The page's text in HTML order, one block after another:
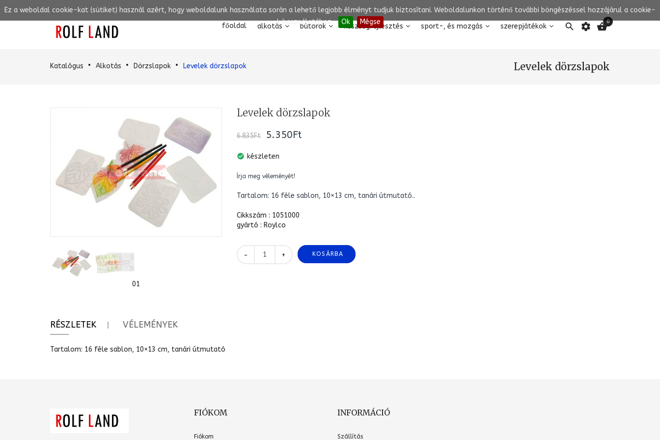
Ez a weboldal cookie-kat (sütiket) használ azért, hogy weboldalunk használata során a lehető legjobb élményt tudjuk biztosítani. Weboldalunkon történő további böngészéssel hozzájárul a cookie-
k használatához..
Ok Mégse
főoldal alkotás bútorok készségfejlesztés sport-, és mozgás szerepjátékok  settings 0
Katalógus Alkotás Dörzslapok Levelek dörzslapok Levelek dörzslapok
01
Levelek dörzslapok
6.835Ft 5.350Ft
check_circle készleten
Írja meg véleményét!
Tartalom: 16 féle sablon, 10×13 cm, tanári útmutató..
Cikkszám : 1051000
gyártó : Roylco
+
- KOSÁRBA
RÉSZLETEK VÉLEMÉNYEK
Tartalom: 16 féle sablon, 10×13 cm, tanári útmutató
FIÓKOM
Fiókom
INFORMÁCIÓ
Szállítás